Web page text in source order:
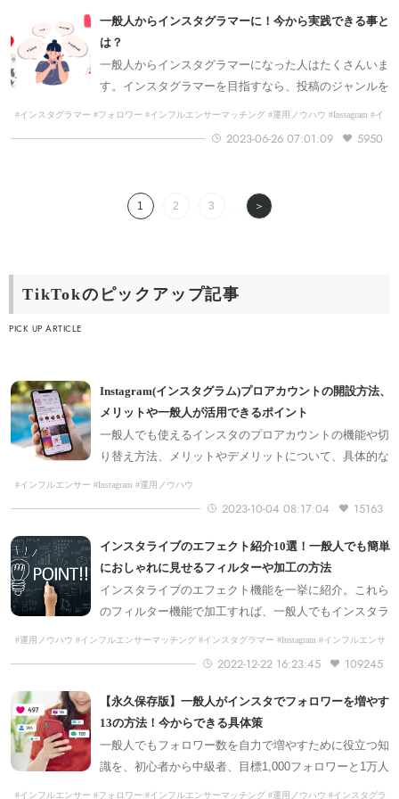
一般人からインスタグラマーに！今から実践できる事と
は？
一般人からインスタグラマーになった人はたくさんいま
す。インスタグラマーを目指すなら、投稿のジャンルを
#インスタグラマー #フォロワー #インフルエンサーマッチング #運用ノウハウ #Instagram #イ
2023-06-26 07:01:09 5950
1 2 3 ＞
TikTokのピックアップ記事
PICK UP ARTICLE
Instagram(インスタグラム)プロアカウントの開設方法、
メリットや一般人が活用できるポイント
一般人でも使えるインスタのプロアカウントの機能や切
り替え方法、メリットやデメリットについて、具体的な
#インフルエンサー #Instagram #運用ノウハウ
2023-10-04 08:17:04 15163
インスタライブのエフェクト紹介10選！一般人でも簡単
におしゃれに見せるフィルターや加工の方法
インスタライブのエフェクト機能を一挙に紹介。これら
のフィルター機能で加工すれば、一般人でもインスタラ
#運用ノウハウ #インフルエンサーマッチング #インスタグラマー #Instagram #インフルエンサ
2022-12-22 16:23:45 109245
【永久保存版】一般人がインスタでフォロワーを増やす
13の方法！今からできる具体策
一般人でもフォロワー数を自力で増やすために役立つ知
識を、初心者から中級者、目標1,000フォロワーと1万人
#インフルエンサー #フォロワー #インフルエンサーマッチング #運用ノウハウ #インスタグラ